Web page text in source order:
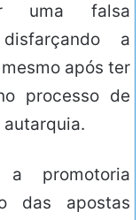
uma falsa
a
após ter
processo de
a promotoria
das apostas